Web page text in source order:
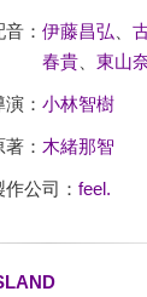
音： 伊藤昌弘
春貴、 東山
演： 小林智樹
著： 木緒那智
作公司： feel.